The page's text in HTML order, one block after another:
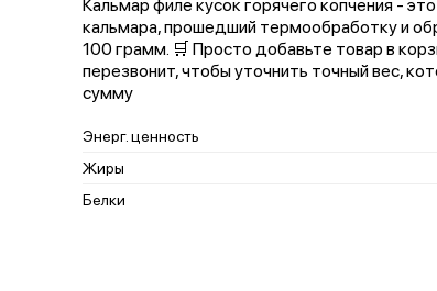
Кальмар филе кусок горячего копчения -
кальмара, прошедший термообработку и
100 грамм. 🛒 Просто добавьте товар в
перезвонит, чтобы уточнить точный вес,
сумму
Энерг. ценность
Жиры
Белки